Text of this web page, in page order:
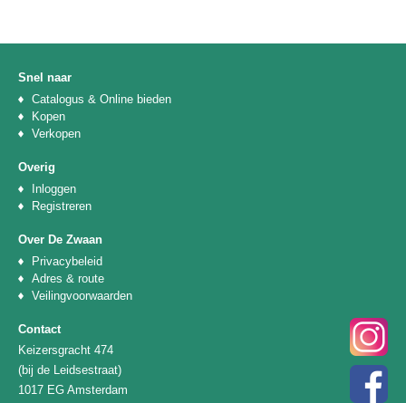
Snel naar
Catalogus & Online bieden
Kopen
Verkopen
Overig
Inloggen
Registreren
Over De Zwaan
Privacybeleid
Adres & route
Veilingvoorwaarden
Contact
Keizersgracht 474
(bij de Leidsestraat)
1017 EG Amsterdam